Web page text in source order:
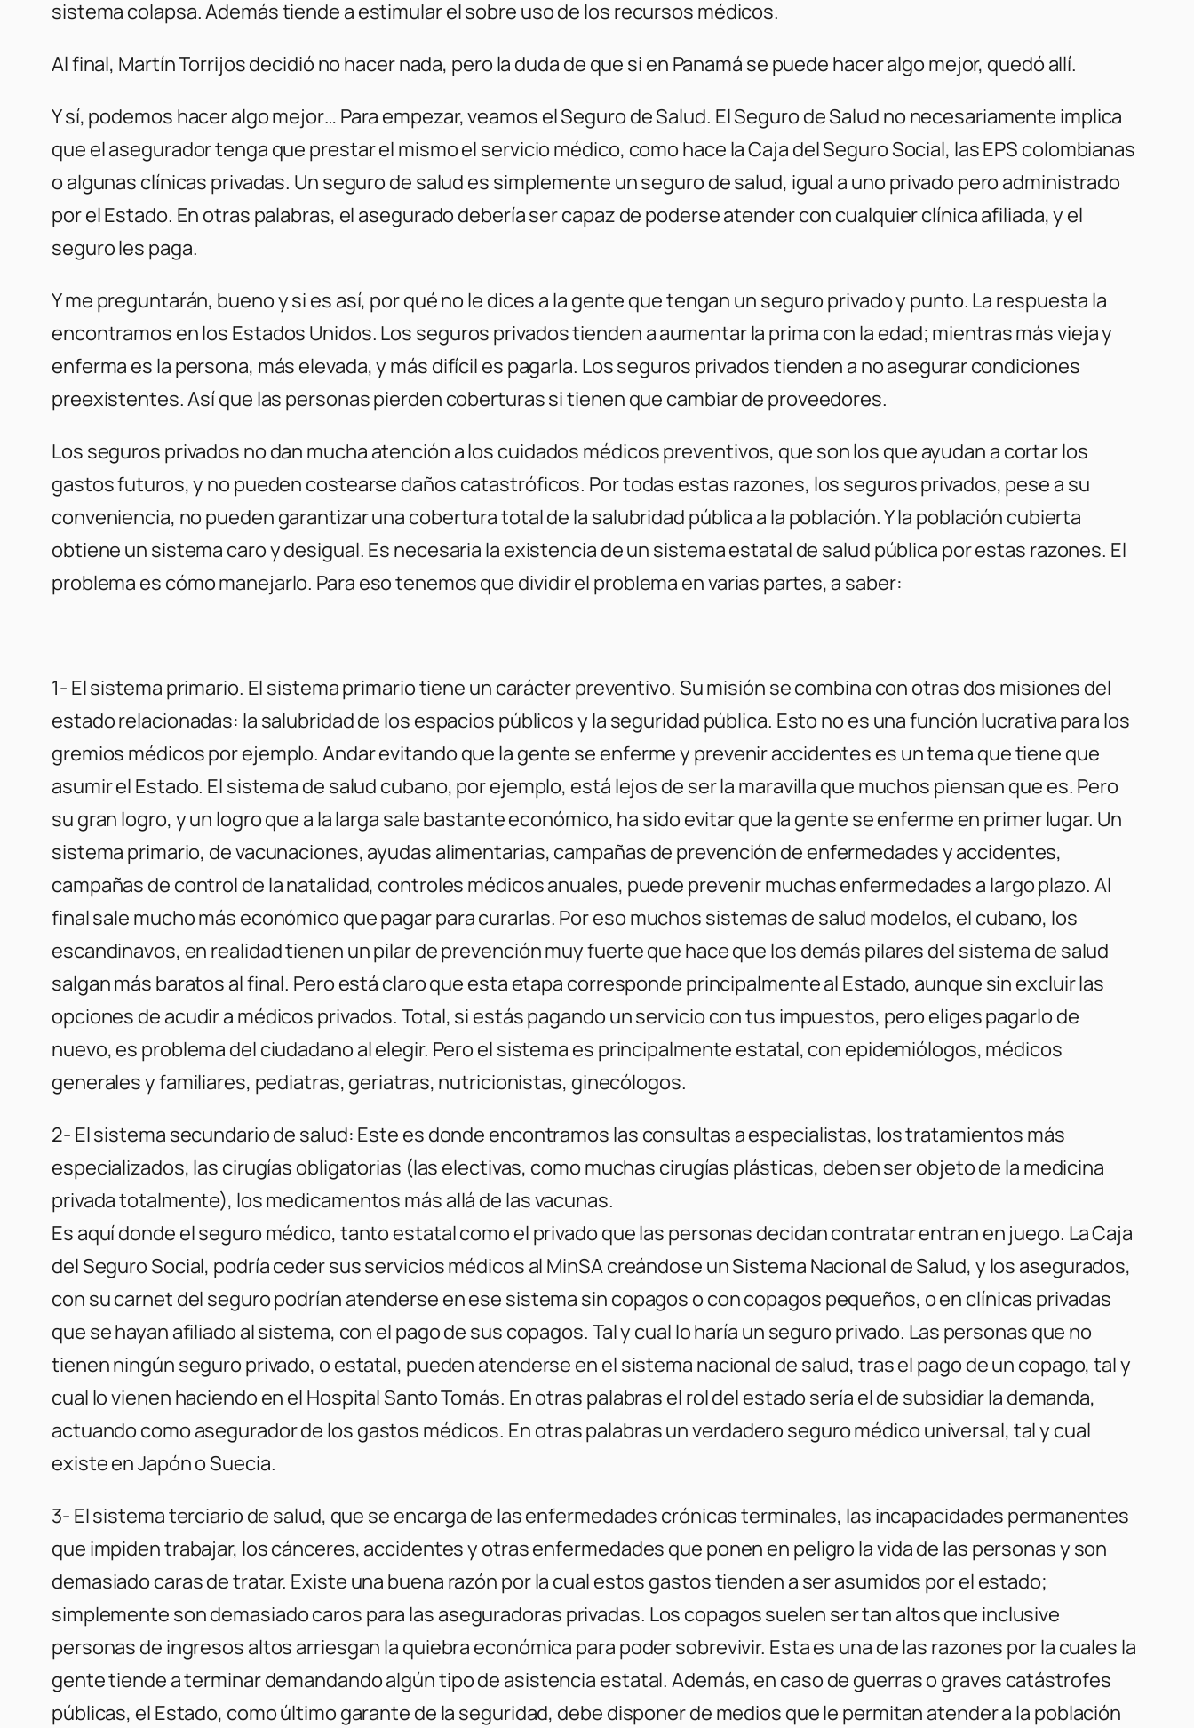
sistema colapsa. Además tiende a estimular el sobre uso de los recursos médicos.
Al final, Martín Torrijos decidió no hacer nada, pero la duda de que si en Panamá se puede hacer algo mejor, quedó allí.
Y sí, podemos hacer algo mejor… Para empezar, veamos el Seguro de Salud. El Seguro de Salud no necesariamente implica
que el asegurador tenga que prestar el mismo el servicio médico, como hace la Caja del Seguro Social, las EPS colombianas
o algunas clínicas privadas. Un seguro de salud es simplemente un seguro de salud, igual a uno privado pero administrado
por el Estado. En otras palabras, el asegurado debería ser capaz de poderse atender con cualquier clínica afiliada, y el
seguro les paga.
Y me preguntarán, bueno y si es así, por qué no le dices a la gente que tengan un seguro privado y punto. La respuesta la
encontramos en los Estados Unidos. Los seguros privados tienden a aumentar la prima con la edad; mientras más vieja y
enferma es la persona, más elevada, y más difícil es pagarla. Los seguros privados tienden a no asegurar condiciones
preexistentes. Así que las personas pierden coberturas si tienen que cambiar de proveedores.
Los seguros privados no dan mucha atención a los cuidados médicos preventivos, que son los que ayudan a cortar los
gastos futuros, y no pueden costearse daños catastróficos. Por todas estas razones, los seguros privados, pese a su
conveniencia, no pueden garantizar una cobertura total de la salubridad pública a la población. Y la población cubierta
obtiene un sistema caro y desigual. Es necesaria la existencia de un sistema estatal de salud pública por estas razones. El
problema es cómo manejarlo. Para eso tenemos que dividir el problema en varias partes, a saber:
1- El sistema primario. El sistema primario tiene un carácter preventivo. Su misión se combina con otras dos misiones del
estado relacionadas: la salubridad de los espacios públicos y la seguridad pública. Esto no es una función lucrativa para los
gremios médicos por ejemplo. Andar evitando que la gente se enferme y prevenir accidentes es un tema que tiene que
asumir el Estado. El sistema de salud cubano, por ejemplo, está lejos de ser la maravilla que muchos piensan que es. Pero
su gran logro, y un logro que a la larga sale bastante económico, ha sido evitar que la gente se enferme en primer lugar. Un
sistema primario, de vacunaciones, ayudas alimentarias, campañas de prevención de enfermedades y accidentes,
campañas de control de la natalidad, controles médicos anuales, puede prevenir muchas enfermedades a largo plazo. Al
final sale mucho más económico que pagar para curarlas. Por eso muchos sistemas de salud modelos, el cubano, los
escandinavos, en realidad tienen un pilar de prevención muy fuerte que hace que los demás pilares del sistema de salud
salgan más baratos al final. Pero está claro que esta etapa corresponde principalmente al Estado, aunque sin excluir las
opciones de acudir a médicos privados. Total, si estás pagando un servicio con tus impuestos, pero eliges pagarlo de
nuevo, es problema del ciudadano al elegir. Pero el sistema es principalmente estatal, con epidemiólogos, médicos
generales y familiares, pediatras, geriatras, nutricionistas, ginecólogos.
2- El sistema secundario de salud: Este es donde encontramos las consultas a especialistas, los tratamientos más
especializados, las cirugías obligatorias (las electivas, como muchas cirugías plásticas, deben ser objeto de la medicina
privada totalmente), los medicamentos más allá de las vacunas.
Es aquí donde el seguro médico, tanto estatal como el privado que las personas decidan contratar entran en juego. La Caja
del Seguro Social, podría ceder sus servicios médicos al MinSA creándose un Sistema Nacional de Salud, y los asegurados,
con su carnet del seguro podrían atenderse en ese sistema sin copagos o con copagos pequeños, o en clínicas privadas
que se hayan afiliado al sistema, con el pago de sus copagos. Tal y cual lo haría un seguro privado. Las personas que no
tienen ningún seguro privado, o estatal, pueden atenderse en el sistema nacional de salud, tras el pago de un copago, tal y
cual lo vienen haciendo en el Hospital Santo Tomás. En otras palabras el rol del estado sería el de subsidiar la demanda,
actuando como asegurador de los gastos médicos. En otras palabras un verdadero seguro médico universal, tal y cual
existe en Japón o Suecia.
3- El sistema terciario de salud, que se encarga de las enfermedades crónicas terminales, las incapacidades permanentes
que impiden trabajar, los cánceres, accidentes y otras enfermedades que ponen en peligro la vida de las personas y son
demasiado caras de tratar. Existe una buena razón por la cual estos gastos tienden a ser asumidos por el estado;
simplemente son demasiado caros para las aseguradoras privadas. Los copagos suelen ser tan altos que inclusive
personas de ingresos altos arriesgan la quiebra económica para poder sobrevivir. Esta es una de las razones por la cuales la
gente tiende a terminar demandando algún tipo de asistencia estatal. Además, en caso de guerras o graves catástrofes
públicas, el Estado, como último garante de la seguridad, debe disponer de medios que le permitan atender a la población